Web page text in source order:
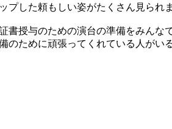
プした頼もしい姿がたくさん見られま
授与のための演台の準備をみんな
のために頑張ってくれている人がい